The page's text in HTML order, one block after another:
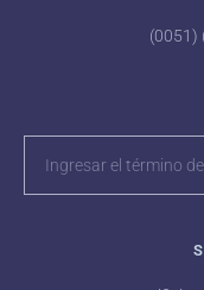
(0051)